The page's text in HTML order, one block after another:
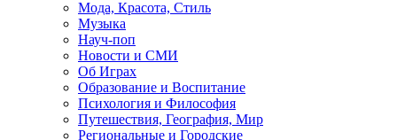
Мода, Красота, Стиль
Музыка
Науч-поп
Новости и СМИ
Об Играх
Образование и Воспитание
Психология и Философия
Путешествия, География, Мир
Региональные и Городские